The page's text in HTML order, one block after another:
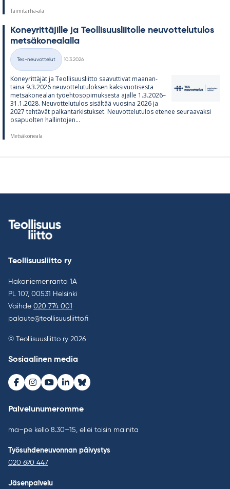
Taimitarha-ala
Ko­ney­rit­tä­jille ja Teol­li­suus­lii­tolle neu­vot­te­lu­tu­los
met­sä­ko­nea­lalla
Kategoriat
Tes-neuvottelut
10.3.2026
Ko­ney­rit­tä­jät ja Teol­li­suus­liitto saa­vut­ti­vat maa­nan­
taina 9.3.2026 neu­vot­te­lu­tu­lok­sen kak­si­vuo­ti­sesta
met­sä­ko­nea­lan työ­eh­to­so­pi­muk­sesta ajalle 1.3.2026–
31.1.2028. Neu­vot­te­lu­tu­los si­säl­tää vuo­sina 2026 ja
2027 teh­tä­vät pal­kan­tar­kis­tuk­set. Neu­vot­te­lu­tu­los ete­nee seu­raa­vaksi
os­a­puol­ten hal­lin­to­jen...
Metsäkoneala
Teollisuusliitto ry
Hakaniemenranta 1A
PL 107, 00531 Helsinki
Vaihde 020 774 001
palaute@teollisuusliitto.fi
© Teollisuusliitto ry 2026
Sosiaalinen media
Facebook
Instagram
Youtube
LinkedInBluesky
Palvelunumeromme
ma–pe kello 8.30–15, ellei toisin mainita
Työsuhdeneuvonnan päivystys
020 690 447
Jäsenpalvelu